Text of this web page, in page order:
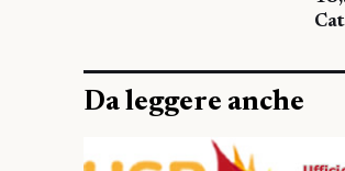
Da leggere anche